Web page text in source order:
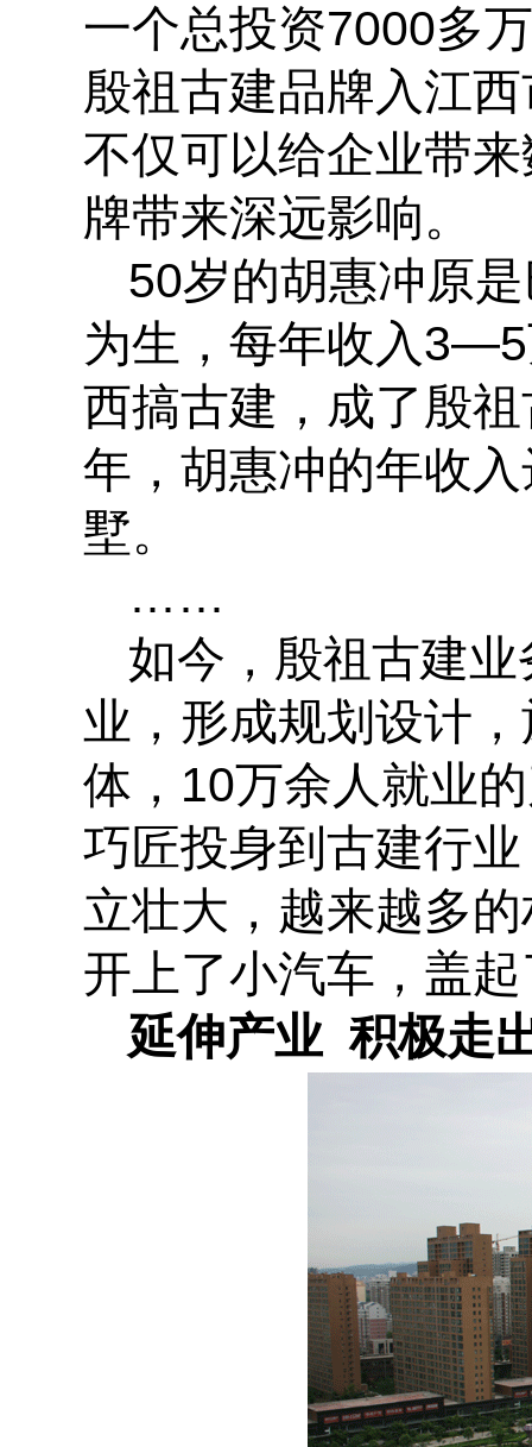
一个总投资7000多
殷祖古建品牌入江
不仅可以给企业带
牌带来深远影响。
50岁的胡惠冲原
为生，每年收入
西搞古建，成了殷
年，胡惠冲的年收
墅。
……
如今，殷祖古建
业，形成规划设计
体，10万余人就业
巧匠投身到古建行
立壮大，越来越多
开上了小汽车，盖
延伸产业 积极走